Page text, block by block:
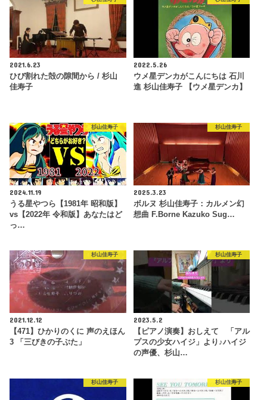
2021.6.23
ひび割れた殻の隙間から / 杉山
佳寿子
2022.5.26
ウメ星デンカがこんにちは 石川
進 杉山佳寿子 【ウメ星デンカ】
杉山佳寿子
2024.11.19
うる星やつら【1981年 昭和版】
vs【2022年 令和版】あなたはど
っ…
杉山佳寿子
2025.3.23
ボルヌ 杉山佳寿子：カルメン幻
想曲 F.Borne Kazuko Sug…
杉山佳寿子
2021.12.12
【471】ひかりのくに 声のえほん
3 「三びきの子ぶた」
杉山佳寿子
2023.5.2
【ピアノ演奏】おしえて 「アル
プスの少女ハイジ」より♪ハイジ
の声優、杉山…
杉山佳寿子 杉山佳寿子